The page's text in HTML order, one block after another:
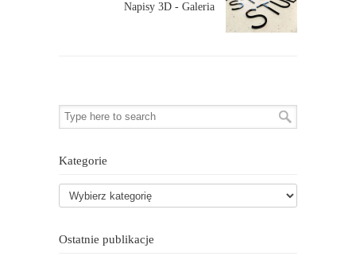
Napisy 3D - Galeria
Kategorie
Ostatnie publikacje